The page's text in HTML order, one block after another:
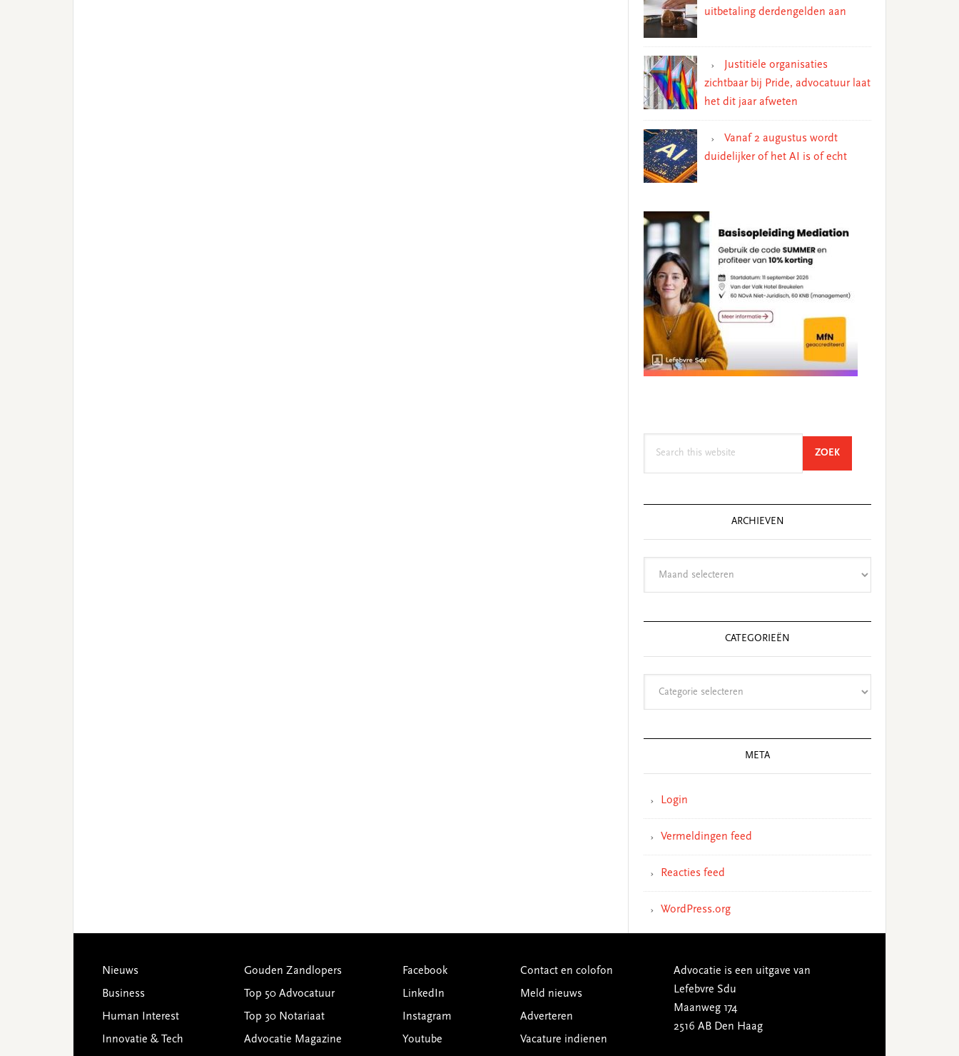
uitbetaling derdengelden aan
Justitiële organisaties
zichtbaar bij Pride, advocatuur laat
het dit jaar afweten
Vanaf 2 augustus wordt
duidelijker of het AI is of echt
ZOEKSEARCH
ARCHIEVEN
CATEGORIEËN
META
Login
Vermeldingen feed
Reacties feed
WordPress.org
Footer
Nieuws
Business
Human Interest
Innovatie & Tech
Gouden Zandlopers
Top 50 Advocatuur
Top 30 Notariaat
Advocatie Magazine
Facebook
LinkedIn
Instagram
Youtube
Contact en colofon
Meld nieuws
Adverteren
Vacature indienen
Advocatie is een uitgave van
Lefebvre Sdu
Maanweg 174
2516 AB Den Haag